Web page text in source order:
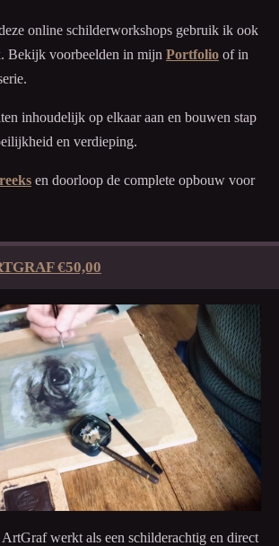
online schilderworkshops gebruik ik ook
Bekijk voorbeelden in mijn Portfolio of in
inhoudelijk op elkaar aan en bouwen stap
en verdieping.
en doorloop de complete opbouw voor
€50,00
werkt als een schilderachtig en direct